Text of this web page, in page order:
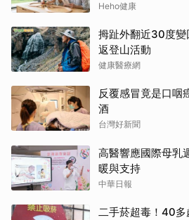
Heho健康
拇趾外翻近30度變
返登山活動
健康醫療網
反覆感冒竟是口咽
酒
台灣好新聞
高醫響應國際母乳
暖與支持
中華日報
二手菸超毒！40多